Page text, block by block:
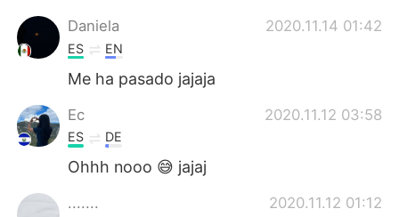
Türkçe
Português
Daniela
2020.11.14 01:42
ES EN
Me ha pasado jajaja
Ec 2020.11.12 03:58
ES DE
Ohhh nooo 😅 jajaj
....... 2020.11.12 01:12